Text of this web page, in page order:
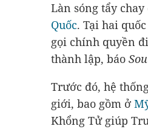
Làn sóng tẩy
Quốc. Tại hai
gọi chính quyền
thành lập, báo
Trước đó, hệ
giới, bao gồm ở
Khổng Tử giúp